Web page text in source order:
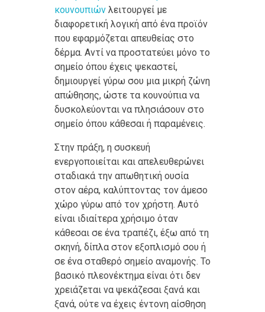
κουνουπιώνλειτουργεί με
διαφορετική λογική από ένα προϊόν
που εφαρμόζεται απευθείας στο
δέρμα. Αντί να προστατεύει μόνο το
σημείο όπου έχεις ψεκαστεί,
δημιουργεί γύρω σου μια μικρή ζώνη
απώθησης, ώστε τα κουνούπια να
δυσκολεύονται να πλησιάσουν στο
σημείο όπου κάθεσαι ή παραμένεις.
Στην πράξη, η συσκευή
ενεργοποιείται και απελευθερώνει
σταδιακά την απωθητική ουσία
στον αέρα, καλύπτοντας τον άμεσο
χώρο γύρω από τον χρήστη. Αυτό
είναι ιδιαίτερα χρήσιμο όταν
κάθεσαι σε ένα τραπέζι, έξω από τη
σκηνή, δίπλα στον εξοπλισμό σου ή
σε ένα σταθερό σημείο αναμονής. Το
βασικό πλεονέκτημα είναι ότι δεν
χρειάζεται να ψεκάζεσαι ξανά και
ξανά, ούτε να έχεις έντονη αίσθηση